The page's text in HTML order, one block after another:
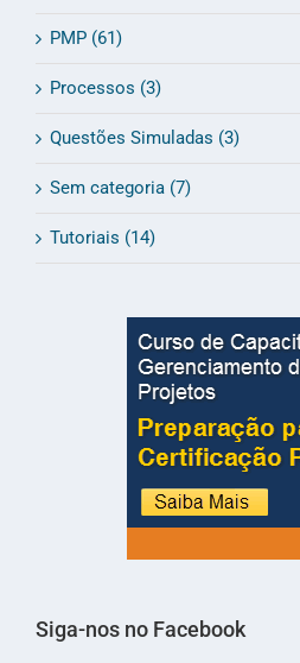
PMP (61)
Processos (3)
Questões Simuladas (3)
Sem categoria (7)
Tutoriais (14)
Siga-nos no Facebook